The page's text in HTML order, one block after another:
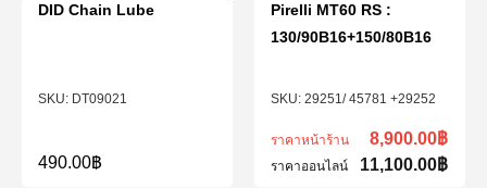
DT09021
DID Chain Lube
490.00฿
29251/ 45781 +29252
Pirelli MT60 RS :
130/90B16+150/80B16
ราคาหน้าร้าน 8,900.00฿
ราคาออนไลน์ 11,100.00฿